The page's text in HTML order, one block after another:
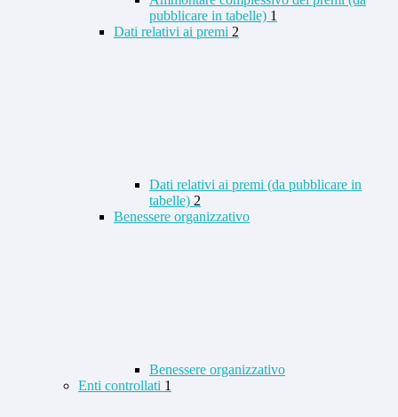
pubblicare in tabelle) 1
Dati relativi ai premi 2
Dati relativi ai premi (da pubblicare in
tabelle) 2
Benessere organizzativo
Benessere organizzativo
Enti controllati 1